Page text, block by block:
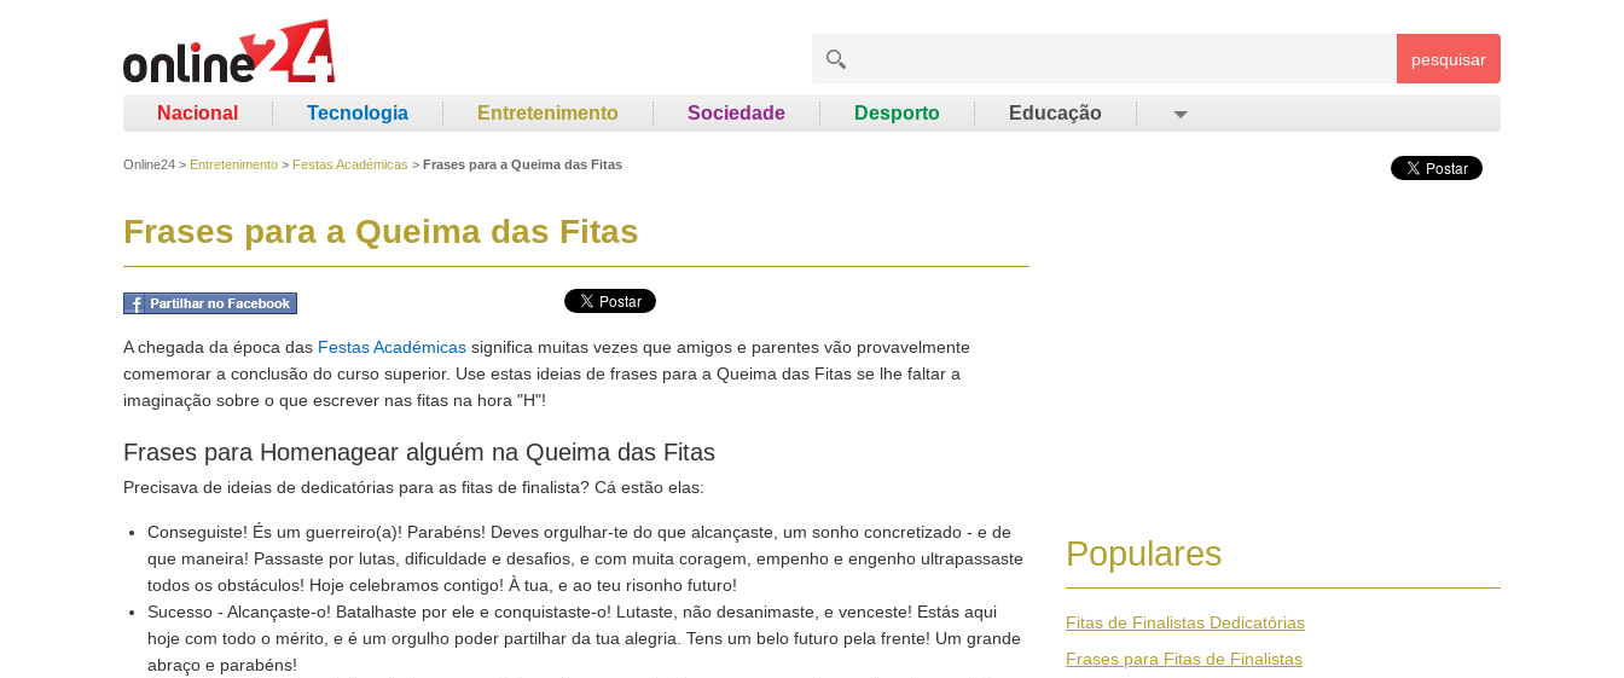
pesquisar
Nacional Tecnologia Entretenimento Sociedade Desporto Educação
Online24 > Entretenimento > Festas Académicas > Frases para a Queima das Fitas
Frases para a Queima das Fitas
A chegada da época das Festas Académicas significa muitas vezes que amigos e parentes vão provavelmente
comemorar a conclusão do curso superior. Use estas ideias de frases para a Queima das Fitas se lhe faltar a
imaginação sobre o que escrever nas fitas na hora "H"!
Frases para Homenagear alguém na Queima das Fitas
Precisava de ideias de dedicatórias para as fitas de finalista? Cá estão elas:
Conseguiste! És um guerreiro(a)! Parabéns! Deves orgulhar-te do que alcançaste, um sonho concretizado - e de
que maneira! Passaste por lutas, dificuldade e desafios, e com muita coragem, empenho e engenho ultrapassaste
todos os obstáculos! Hoje celebramos contigo! À tua, e ao teu risonho futuro!
Sucesso - Alcançaste-o! Batalhaste por ele e conquistaste-o! Lutaste, não desanimaste, e venceste! Estás aqui
hoje com todo o mérito, e é um orgulho poder partilhar da tua alegria. Tens um belo futuro pela frente! Um grande
abraço e parabéns!
Populares
Fitas de Finalistas Dedicatórias
Frases para Fitas de Finalistas